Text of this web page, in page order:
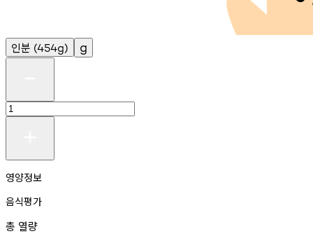
인분 (454g) g
영양정보
음식평가
총 열량